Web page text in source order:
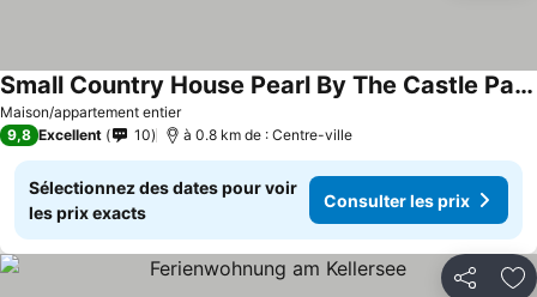
Maison/appartement entier
Small Country House Pearl By The Castle Park And Lake, In Dreamlike Nature!
9,8 Excellent 10 à 0.8 km de : Centre-ville
Sélectionnez des dates pour voir
les prix exacts
Consulter les prix
Partager